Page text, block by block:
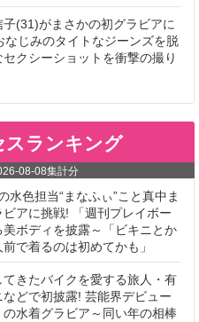
(31)がまさかの初グラビアに
なじみのタイトなジーンズを脱
クシーショットを衝撃の撮り
スランキング
08-08集計分
水色担当“まなふぃ”こと真中ま
アに挑戦! 「週刊プレイボー
ボディを披露～「ビキニとか
で着るのは初めてかも」
きたバイクを愛する旅人・有
どで初披露! 芸能界デビュー
水着グラビア～同い年の相棒